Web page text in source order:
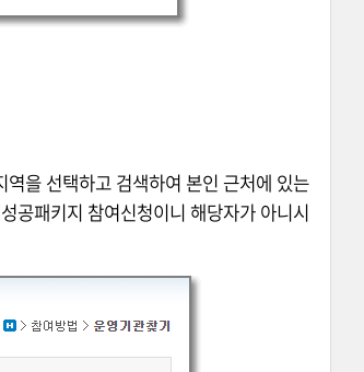
을 선택하고 검색하여 본인 근처에 있는
공패키지 참여신청이니 해당자가 아니시